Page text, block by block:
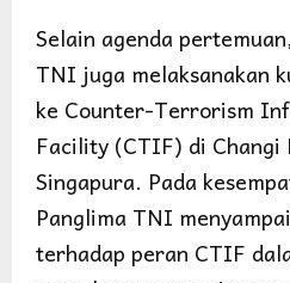
Selain agenda
TNI juga melaksanakan
ke Counter-Terrorism
Facility (CTIF) di Changi
Singapura. Pada
Panglima TNI
terhadap peran CTIF